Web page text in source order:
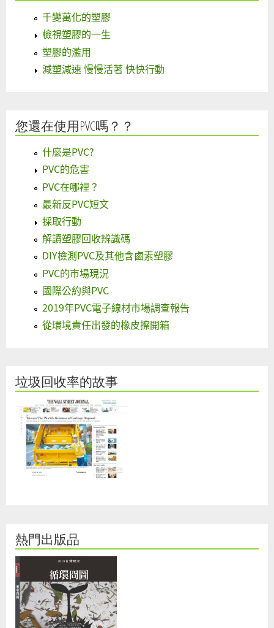
千變萬化的塑膠
檢視塑膠的一生
塑膠的濫用
減塑減速 慢慢活著 快快行動
您還在使用PVC嗎？？
什麼是PVC?
PVC的危害
PVC在哪裡？
最新反PVC短文
採取行動
解讀塑膠回收辨識碼
DIY檢測PVC及其他含鹵素塑膠
PVC的市場現況
國際公約與PVC
2019年PVC電子線材市場調查報告
從環境責任出發的橡皮擦開箱
垃圾回收率的故事
熱門出版品